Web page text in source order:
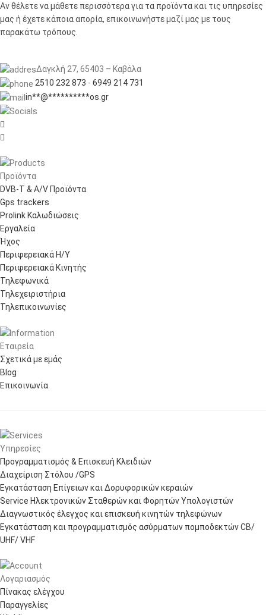
Αν θέλετε να μάθετε περισσότερα για τα προϊόντα και τις υπηρεσίες
μας ή έχετε κάποια απορία, επικοινωνήστε μαζί μας με τους
παρακάτω τρόπους.
Δαγκλή 27, 65403 – Καβάλα
2510 232 873 - 6949 214 731
in**@**********os.gr


Προϊόντα
DVB-T & A/V Προϊόντα
Gps trackers
Prolink Καλωδιώσεις
Εργαλεία
Ήχος
Περιφερειακά Η/Υ
Περιφερειακά Κινητής
Τηλεφωνικά
Τηλεχειριστήρια
Τηλεπικοινωνίες
Εταιρεία
Σχετικά με εμάς
Blog
Επικοινωνία
Υπηρεσίες
Προγραμματισμός & Επισκευή Κλειδιών
Διαχείριση Στόλου /GPS
Εγκατάσταση Επίγειων και Δορυφορικών κεραιών
Service Ηλεκτρονικών Σταθερών και Φορητών Υπολογιστών
Διαγνωστικός έλεγχος και επισκευή κινητών τηλεφώνων
Εγκατάσταση και προγραμματισμός ασύρματων πομποδεκτών CB/
UHF/ VHF
Λογαριασμός
Πίνακας ελέγχου
Παραγγελίες